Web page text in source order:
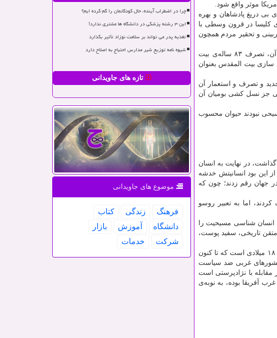
موثر واقع شود.
دریغ پادشاهان و بهره
کلیسا در قرون وسطی با
و تحقیر مردم همچون
در این میان عرضه تفکر جهان گشایی در آئین مسیحیت، جنگ های صلیبی را پدید آورد که مهمترین و اثرگزارترین آن، تصرف ۸۳ ساله‌ی بیت
بیت المقدس بعنوان
و تصرف و استعمار آن
جز نسل کشی بومیان آن
نبودند حیوان محسوب
در نهایت به انسان
بود انسانیتش خدشه
جهان رقم زدند؛ چون که
کردند، اما به تعبیر روسو
انسان شناسی مسیحیت را
تاریخی، سفید پوست،
بیان این مطالب به خوبی نشان داده است که بحران نژادپرستی در غرب منبعث از ریشه های تلخ تاریخی در قرن ۱۷ و ۱۸ میلادی است که تا کنون
کشورهای غربی ضد سیاست
با نژادپرستی است
۱۷ میلادی یکی از تاجران برده در غرب آفریقا بوده، به نوبه‌ی
چرا در اضطراب آینده، حال کودکانمان را گم کرده ایم؟
این ۳ رشته پزشکی در دانشگاه ها مشتری ندارد!
تغذیه پدر می تواند بر سلامت نوزاد تأثیر بگذارد
شیوه نامه توزیع شیر مدارس احتیاج به اصلاح دارد
تازه های جاویدانی
موضوع های جاویدانی
فرهنگ زندگی
كتاب
دانشگاه
آموزش
بازار
شركت
خدمات